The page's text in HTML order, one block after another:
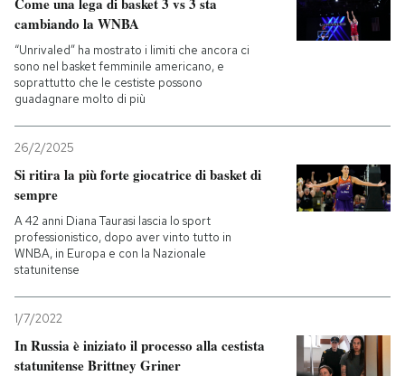
cambiando la WNBA
“Unrivaled” ha mostrato i limiti che ancora ci
sono nel basket femminile americano, e
soprattutto che le cestiste possono
guadagnare molto di più
26/2/2025
Si ritira la più forte giocatrice di basket di
sempre
A 42 anni Diana Taurasi lascia lo sport
professionistico, dopo aver vinto tutto in
WNBA, in Europa e con la Nazionale
statunitense
1/7/2022
In Russia è iniziato il processo alla cestista
statunitense Brittney Griner